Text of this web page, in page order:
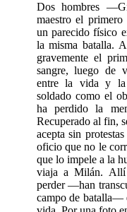
Dos hombres
maestro el
un parecido físico
la misma batalla.
gravemente el
sangre, luego de
entre la vida y la
soldado como el
ha perdido la
Recupera­do al fin,
acepta sin
oficio que no le
que lo impele a la
viaja a Milán. Allí
perder —han
campo de batalla—